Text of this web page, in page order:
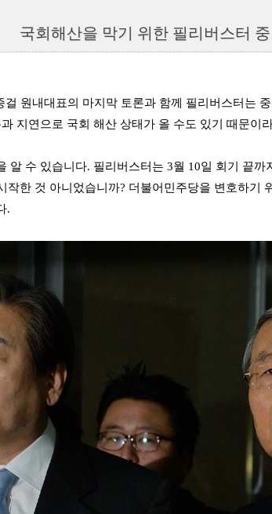
국회해산을 막기 위한 필리버스터 중
원내대표의 마지막 토론과 함께 필리버스터는
지연으로 국회 해산 상태가 올 수도 있기 때문이
알 수 있습니다. 필리버스터는 3월 10일 회기 끝
작한 것 아니었습니까? 더불어민주당을 변호하기
.